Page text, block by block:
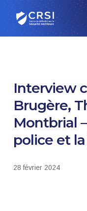
Skip
to
main
Interview
Brugère,
Montbrial
police et
28 février 2024